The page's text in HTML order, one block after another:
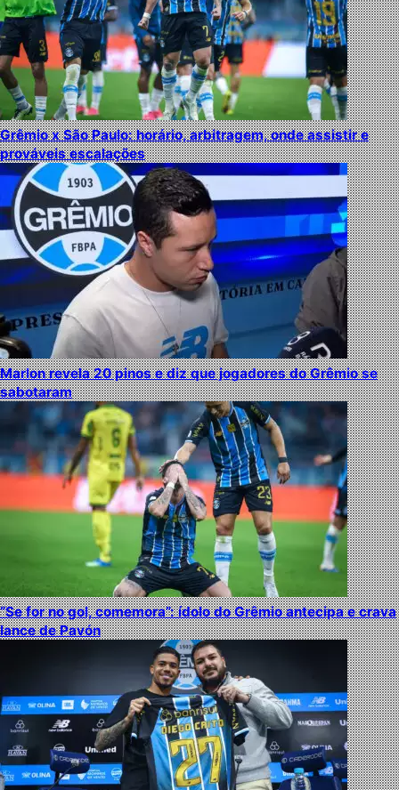
Grêmio x São Paulo: horário, arbitragem, onde assistir e
prováveis escalações
Marlon revela 20 pinos e diz que jogadores do Grêmio se
sabotaram
“Se for no gol, comemora”: ídolo do Grêmio antecipa e crava
lance de Pavón